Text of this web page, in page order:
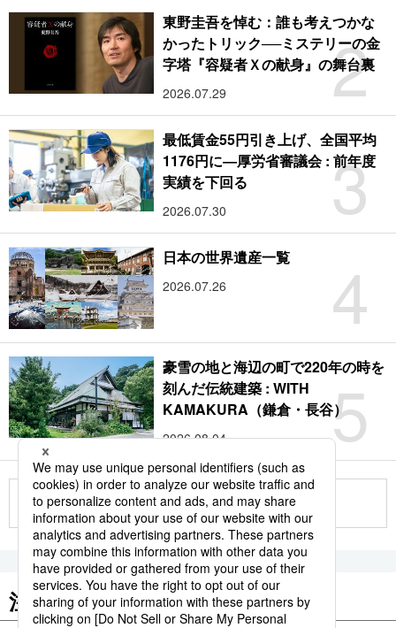
2
東野圭吾を悼む：誰も考えつかな
かったトリック──ミステリーの金
字塔『容疑者Ｘの献身』の舞台裏
2026.07.29
3
最低賃金55円引き上げ、全国平均
1176円に―厚労省審議会 : 前年度
実績を下回る
2026.07.30
4
日本の世界遺産一覧
2026.07.26
5
豪雪の地と海辺の町で220年の時を
刻んだ伝統建築 : WITH
KAMAKURA（鎌倉・長谷）
2026.08.04
もっと見る
注目のキーワード